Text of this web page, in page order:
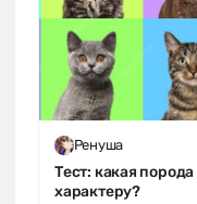
Ренуша
Тест: какая
характеру?